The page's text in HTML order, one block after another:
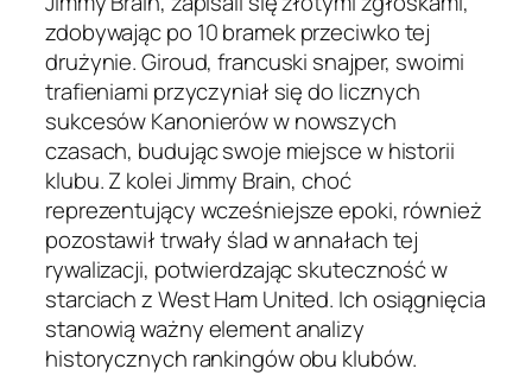
zdobywając po 10 bramek przeciwko tej
drużynie. Giroud, francuski snajper, swoimi
trafieniami przyczyniał się do licznych
sukcesów Kanonierów w nowszych
czasach, budując swoje miejsce w historii
klubu. Z kolei Jimmy Brain, choć
reprezentujący wcześniejsze epoki, również
pozostawił trwały ślad w annałach tej
rywalizacji, potwierdzając skuteczność w
starciach z West Ham United. Ich osiągnięcia
stanowią ważny element analizy
historycznych rankingów obu klubów.